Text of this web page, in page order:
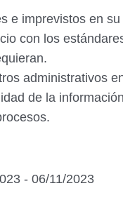
e imprevistos en
con los
administrativos
de la
- 06/11/2023